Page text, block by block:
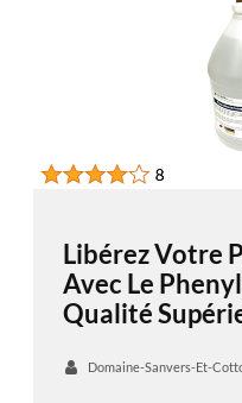
Libérez Votre
Avec Le
Qualité
Domaine-Sanvers-Et-